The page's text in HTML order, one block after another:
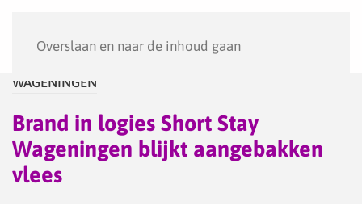
Overslaan en naar de inhoud gaan
WAGENINGEN
Brand in logies Short Stay
Wageningen blijkt aangebakken
vlees